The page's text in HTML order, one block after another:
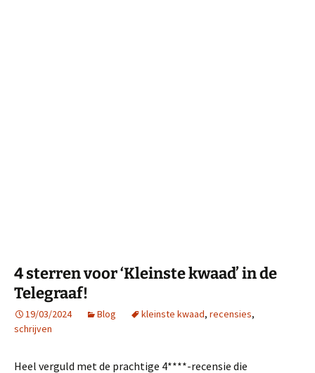
4 sterren voor ‘Kleinste kwaad’ in de
Telegraaf!
19/03/2024 Blog kleinste kwaad, recensies,
schrijven
Heel verguld met de prachtige 4****-recensie die